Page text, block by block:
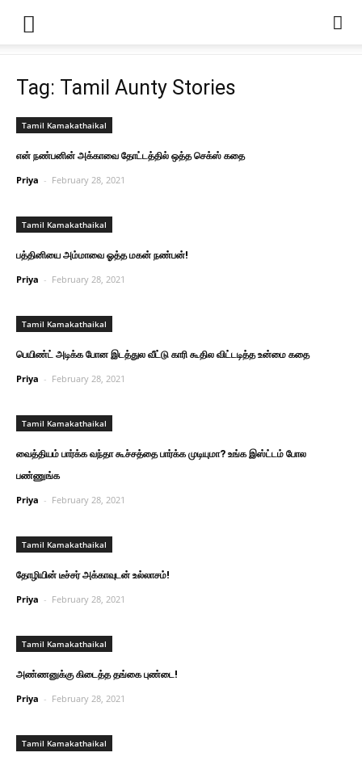
Tag: Tamil Aunty Stories
Tamil Kamakathaikal
என் நண்பனின் அக்காவை தோட்டத்தில் ஒத்த செக்ஸ் கதை
Priya - February 28, 2021
Tamil Kamakathaikal
பத்தினியை அம்மாவை ஓத்த மகன் நண்பன்!
Priya - February 28, 2021
Tamil Kamakathaikal
பெயிண்ட் அடிக்க போன இடத்துல வீட்டு காரி கூதில விட்டடித்த உன்மை கதை
Priya - February 28, 2021
Tamil Kamakathaikal
வைத்தியம் பார்க்க வந்தா கூச்சத்தை பார்க்க முடியுமா? உங்க இஸ்ட்டம் போல
பண்ணுங்க
Priya - February 28, 2021
Tamil Kamakathaikal
தோழியின் டீச்சர் அக்காவுடன் உல்லாசம்!
Priya - February 28, 2021
Tamil Kamakathaikal
அண்ணனுக்கு கிடைத்த தங்கை புண்டை!
Priya - February 28, 2021
Tamil Kamakathaikal